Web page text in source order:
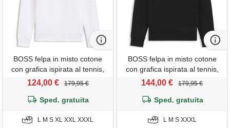
BOSS felpa in misto cotone
con grafica ispirata al tennis,
bianco
124,00 € 179,95 €
Sped. gratuita
L M S XL XXL XXXL
BOSS felpa in misto cotone
con grafica ispirata al tennis,
nero
144,00 € 179,95 €
Sped. gratuita
L M S XXXL